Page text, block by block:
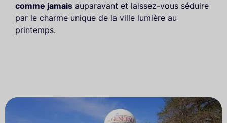
comme jamais auparavant et laissez-vous séduire
par le charme unique de la ville lumière au
printemps.